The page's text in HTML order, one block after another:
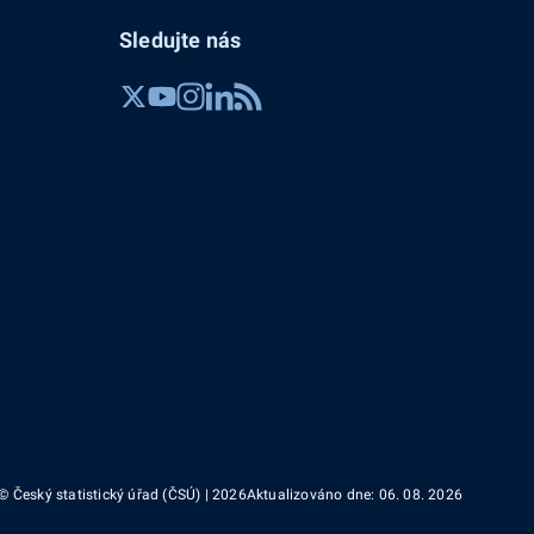
Sledujte nás
Český statistický úřad (ČSÚ) | 2026Aktualizováno dne: 06. 08. 2026